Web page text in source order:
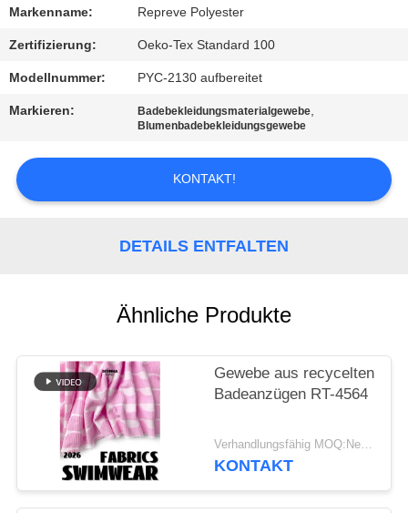
TRETEN
SIE
MIT
UNS
VERBINDUNG
PRIVACY
POLICY
Markenname: Repreve Polyester
Zertifizierung: Oeko-Tex Standard 100
Modellnummer: PYC-2130 aufbereitet
Markieren: Badebekleidungsmaterialgewebe,
Blumenbadebekleidungsgewebe
KONTAKT!
DETAILS ENTFALTEN
Ähnliche Produkte
Gewebe aus recycelten
Badeanzügen RT-4564
Verhandlungsfähig MOQ:Negotiable
KONTAKT